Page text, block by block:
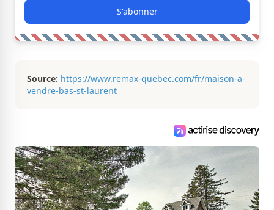
S'abonner
Source: https://www.remax-quebec.com/fr/maison-a-
vendre-bas-st-laurent